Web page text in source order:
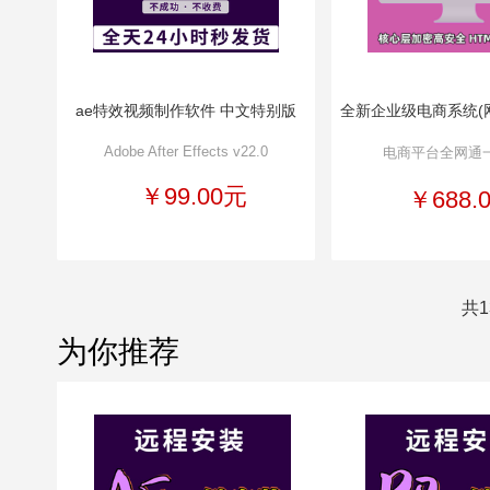
ae特效视频制作软件 中文特别版
Adobe After Effects v22.0
￥99.00元
全新企业级电商系统(
电商平台全网通
￥
共
为你推荐